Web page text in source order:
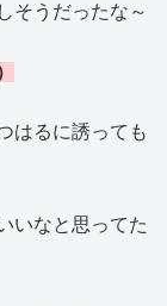
そうだったな～
はるに誘っても
いなと思ってた